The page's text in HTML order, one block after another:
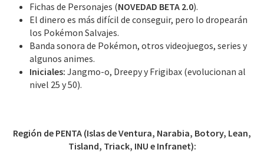
Fichas de Personajes (NOVEDAD BETA 2.0).
El dinero es más difícil de conseguir, pero lo dropearán
los Pokémon Salvajes.
Banda sonora de Pokémon, otros videojuegos, series y
algunos animes.
Iniciales: Jangmo-o, Dreepy y Frigibax (evolucionan al
nivel 25 y 50).
Región de PENTA (Islas de Ventura, Narabia, Botory, Lean,
Tisland, Triack, INU e Infranet):